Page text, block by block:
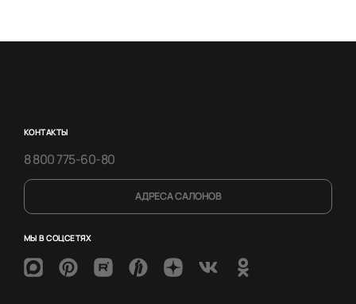
КОНТАКТЫ
8 800 775-60-80
АДРЕСА САЛОНОВ
МЫ В СОЦСЕТЯХ